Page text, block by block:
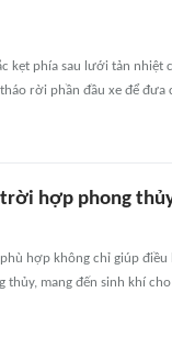
kẹt phía sau lưới tản nhiệt
rời phần đầu xe để đưa
hợp phong
hợp không chỉ giúp
thủy, mang đến sinh khí